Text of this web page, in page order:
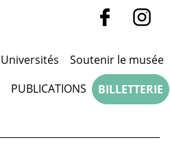
Universités Soutenir le musée
PUBLICATIONS BILLETTERIE